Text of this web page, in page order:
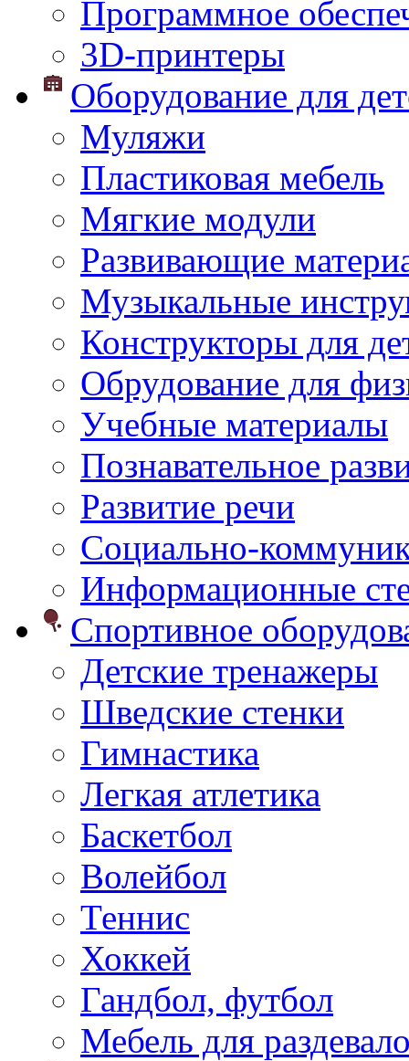
Программное
3D-принтеры
Оборудование для
Муляжи
Пластиковая мебель
Мягкие модули
Развивающие
Музыкальные
Конструкторы для
Обрудование для
Учебные материалы
Познавательное
Развитие речи
Социально-
Информационные
Спортивное
Детские тренажеры
Шведские стенки
Гимнастика
Легкая атлетика
Баскетбол
Волейбол
Теннис
Хоккей
Гандбол, футбол
Мебель для